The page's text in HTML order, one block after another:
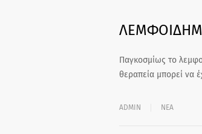
Παγκοσμίως το
θεραπεία μπορεί να
ADMIN ΝΕΑ